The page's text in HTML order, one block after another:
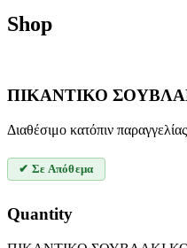
Shop
ΠΙΚΑΝΤΙΚΟ
Διαθέσιμο κατόπιν παραγγελίας
✔ Σε Απόθεμα
Quantity